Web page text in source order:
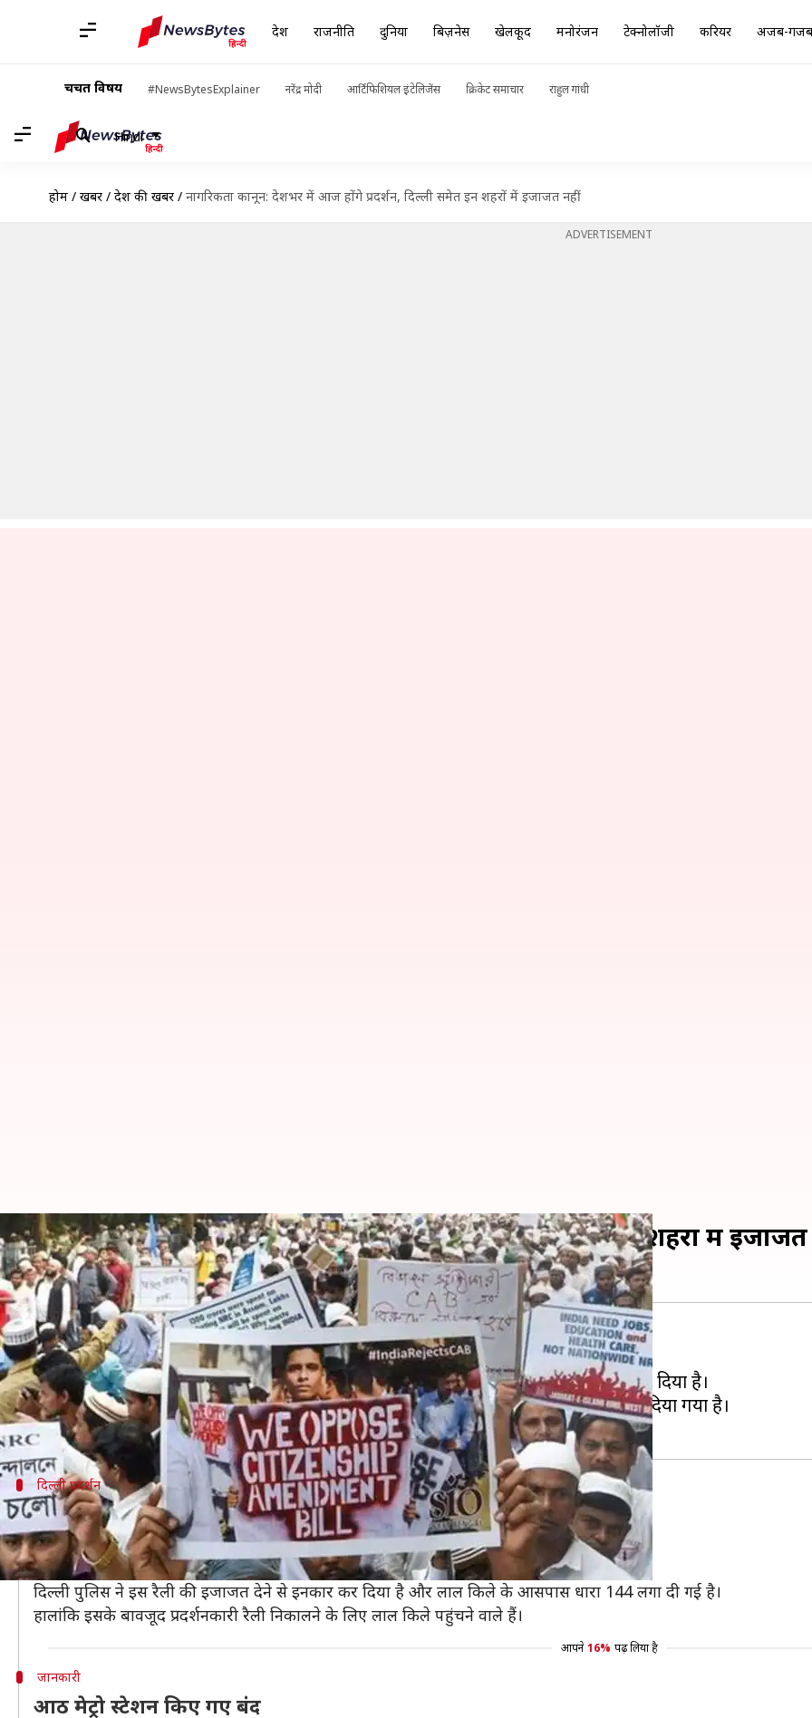
देश राजनीति दुनिया बिज़नेस खेलकूद मनोरंजन टेक्नोलॉजी करियर अजब-गजब
चर्चित विषय #NewsBytesExplainer नरेंद्र मोदी आर्टिफिशियल इंटेलिजेंस क्रिकेट समाचार राहुल गांधी
Hindi
होम / खबरें / देश की खबरें / नागरिकता कानून: देशभर में आज होंगे प्रदर्शन, दिल्ली समेत इन शहरों में इजाजत नहीं
ADVERTISEMENT
नागरिकता कानून: देशभर में आज होंगे प्रदर्शन, दिल्ली समेत इन शहरों में इजाजत
लेखन मुकुल तोमर Dec 19, 2019 01:17 pm
क्या है खबर?
विवादित नागरिकता कानून के खिलाफ आज देशभर में एक साथ प्रदर्शन होना है।
इस बीच राजधानी दिल्ली समेत कई जगहों पर पुलिस ने प्रदर्शन करने की इजाजत देने से इनकार कर दिया है।
दिल्ली में लाल किले के पास धारा 144 लगा दी गई गई है। शहर के कई मेट्रो स्टेशनों को भी बंद कर दिया गया है।
दिल्ली प्रदर्शन
दिल्ली में लाल किले से लेकर शहीद पार्क तक रैली
दिल्ली में 'हम भारत के लोग' के बैनर तले नागरिकता कानून के खिलाफ प्रदर्शन होना है।
सुबह 11 बजे शुरू होने वाले इस प्रदर्शन में लाल किले से लेकर शहीद पार्क तक रैली निकाली जाएगी।
दिल्ली पुलिस ने इस रैली की इजाजत देने से इनकार कर दिया है और लाल किले के आसपास धारा 144 लगा दी गई है।
हालांकि इसके बावजूद प्रदर्शनकारी रैली निकालने के लिए लाल किले पहुंचने वाले हैं।
आपने 16% पढ़ लिया है
जानकारी
आठ मेट्रो स्टेशन किए गए बंद